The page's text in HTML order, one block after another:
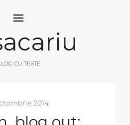
CU TEXTE
2014